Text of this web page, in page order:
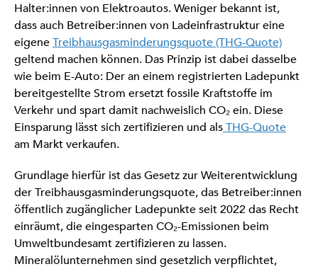
Halter:innen von Elektroautos. Weniger bekannt ist,
dass auch Betreiber:innen von Ladeinfrastruktur eine
eigeneTreibhausgasminderungsquote (THG-Quote)
geltend machen können. Das Prinzip ist dabei dasselbe
wie beim E-Auto: Der an einem registrierten Ladepunkt
bereitgestellte Strom ersetzt fossile Kraftstoffe im
Verkehr und spart damit nachweislich CO₂ ein. Diese
Einsparung lässt sich zertifizieren und alsTHG-Quote
am Markt verkaufen.
Grundlage hierfür ist das Gesetz zur Weiterentwicklung
der Treibhausgasminderungsquote, das Betreiber:innen
öffentlich zugänglicher Ladepunkte seit 2022 das Recht
einräumt, die eingesparten CO₂-Emissionen beim
Umweltbundesamt zertifizieren zu lassen.
Mineralölunternehmen sind gesetzlich verpflichtet,